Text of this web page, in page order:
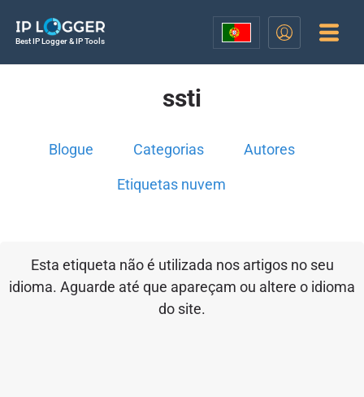
Best IP Logger & IP Tools
ssti
Blogue Categorias Autores
Etiquetas nuvem